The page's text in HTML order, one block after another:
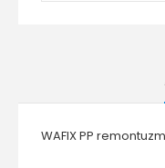
WAFIX PP